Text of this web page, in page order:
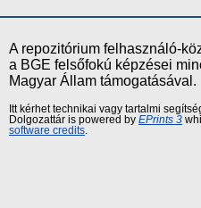
A repozitórium felhasználó-
a BGE felsőfokú képzései
Magyar Állam támogatásával.
Itt kérhet technikai vagy tartalmi
Dolgozattár is powered by EPrints 3
software credits